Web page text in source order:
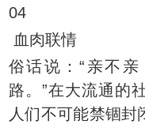
04
血肉联情
俗话说：“亲不亲
路。”在大流通的
人们不可能禁锢封